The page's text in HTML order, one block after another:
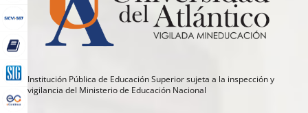
Institución Pública de Educación Superior sujeta a la inspección y
vigilancia del Ministerio de Educación Nacional